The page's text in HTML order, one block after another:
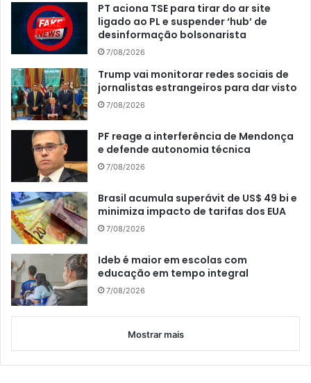
PT aciona TSE para tirar do ar site
ligado ao PL e suspender ‘hub’ de
desinformação bolsonarista
7/08/2026
Trump vai monitorar redes sociais de
jornalistas estrangeiros para dar visto
7/08/2026
PF reage a interferência de Mendonça
e defende autonomia técnica
7/08/2026
Brasil acumula superávit de US$ 49 bi e
minimiza impacto de tarifas dos EUA
7/08/2026
Ideb é maior em escolas com
educação em tempo integral
7/08/2026
Mostrar mais